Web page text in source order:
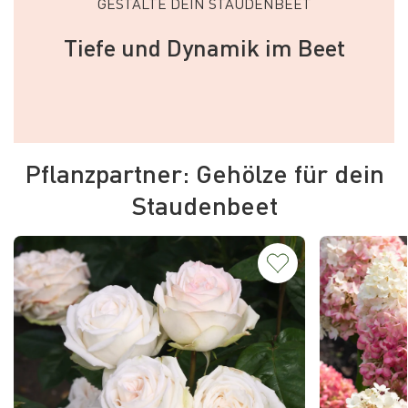
Tiefe und Dynamik im Beet
Pflanzpartner: Gehölze für dein
Staudenbeet